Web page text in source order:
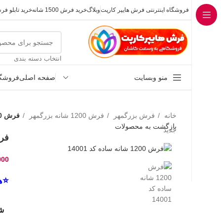
فروشگاه اینترنتی فرش هایپر کارپتوبلاگخرید فرش 1500 شانه خرید تابلو
انتخاب دسته بندی
منو وبسایت صفحه اصلی
خانه فرش بزرگمهر فرش 1200 شانه بزرگمهر
فرش 1200 شانه ساده کد 14001
بازگشت به محصولات
جدید
فرش 1200